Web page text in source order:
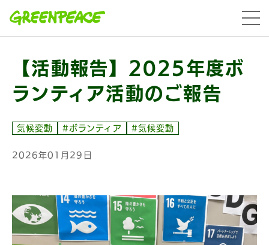
menu
【活動報告】2025年度ボ
ランティア活動のご報告
気候変動 #ボランティア #気候変動
2026年01月29日